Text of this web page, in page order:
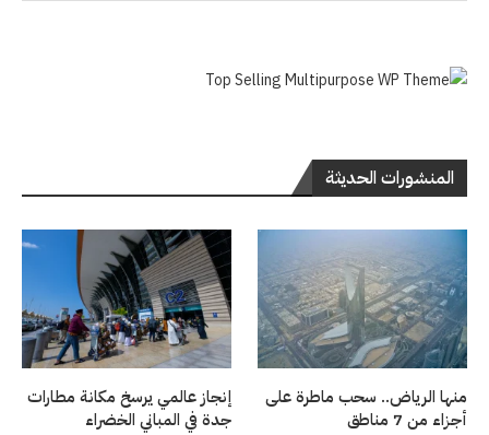
المنشورات الحديثة
منها الرياض.. سحب ماطرة على
أجزاء من 7 مناطق
إنجاز عالمي يرسخ مكانة مطارات
جدة في المباني الخضراء